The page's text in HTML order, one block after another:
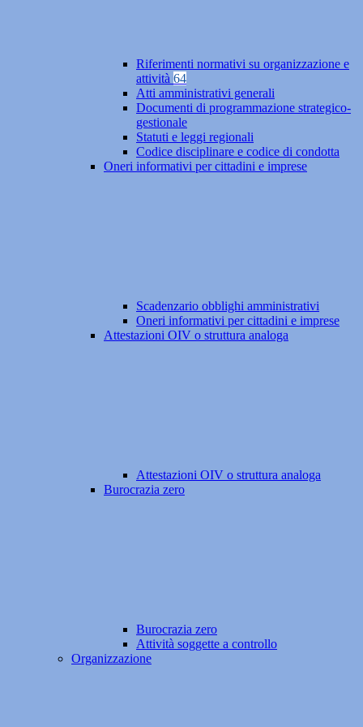
Riferimenti normativi su organizzazione e
attività 64
Atti amministrativi generali
Documenti di programmazione strategico-
gestionale
Statuti e leggi regionali
Codice disciplinare e codice di condotta
Oneri informativi per cittadini e imprese
Scadenzario obblighi amministrativi
Oneri informativi per cittadini e imprese
Attestazioni OIV o struttura analoga
Attestazioni OIV o struttura analoga
Burocrazia zero
Burocrazia zero
Attività soggette a controllo
Organizzazione